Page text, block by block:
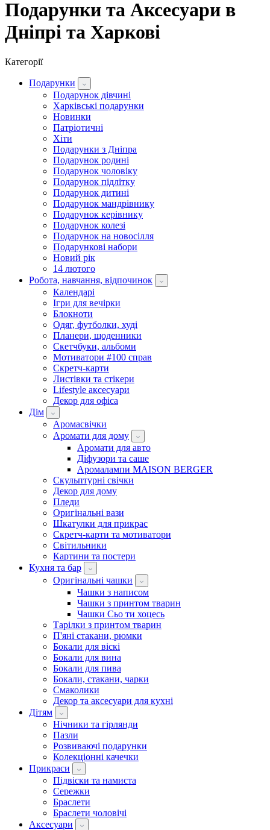
Подарунки та Аксесуари в
Дніпрі та Харкові
Категорії
Подарунки
Подарунок дівчині
Харківські подарунки
Новинки
Патріотичні
Хіти
Подарунки з Дніпра
Подарунок родині
Подарунок чоловіку
Подарунок підлітку
Подарунок дитині
Подарунок мандрівнику
Подарунок керівнику
Подарунок колезі
Подарунок на новосілля
Подарункові набори
Новий рік
14 лютого
Робота, навчання, відпочинок
Календарі
Ігри для вечірки
Блокноти
Одяг, футболки, худі
Планери, щоденники
Скетчбуки, альбоми
Мотиватори #100 справ
Скретч-карти
Листівки та стікери
Lifestyle аксесуари
Декор для офіса
Дім
Аромасвічки
Аромати для дому
Аромати для авто
Діфузори та саше
Аромалампи MAISON BERGER
Скульптурні свічки
Декор для дому
Пледи
Оригінальні вази
Шкатулки для прикрас
Скретч-карти та мотиватори
Світильники
Картини та постери
Кухня та бар
Оригінальні чашки
Чашки з написом
Чашки з принтом тварин
Чашки Сьо ти хоцесь
Тарілки з принтом тварин
П'яні стакани, рюмки
Бокали для віскі
Бокали для вина
Бокали для пива
Бокали, стакани, чарки
Смаколики
Декор та аксесуари для кухні
Дітям
Нічники та гірлянди
Пазли
Розвиваючі подарунки
Колекціонні качечки
Прикраси
Підвіски та намиста
Сережки
Браслети
Браслети чоловічі
Аксесуари